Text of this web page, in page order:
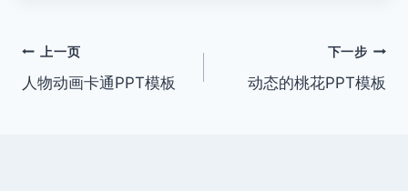
文
章
上一页
人物动画卡通PPT模板
下一步
动态的桃花PPT模板